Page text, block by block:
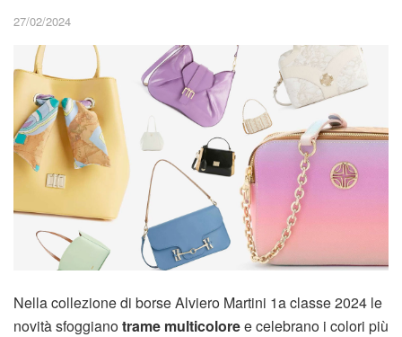
27/02/2024
Nella collezione di borse Alviero Martini 1a classe 2024 le
novità sfoggianotrame multicoloree celebrano i colori più